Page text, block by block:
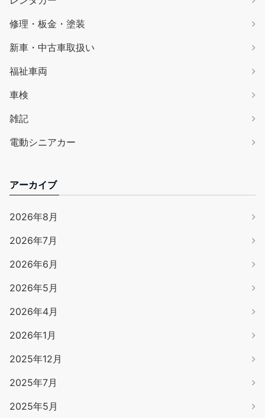
修理・板金・塗装
新車・中古車取扱い
福祉車両
車検
雑記
電動シニアカー
アーカイブ
2026年8月
2026年7月
2026年6月
2026年5月
2026年4月
2026年1月
2025年12月
2025年7月
2025年5月